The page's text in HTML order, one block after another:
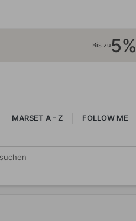
Bis zu5%
MARSET A - Z FOLLOW ME